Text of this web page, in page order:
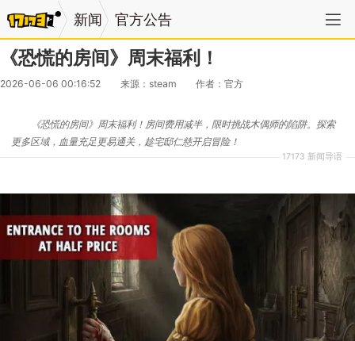
新闻 官方公告
《恐慌的房间》周末福利！
2026-06-06 00:16:52 来源：steam 作者：官方
17173 新闻导语
《恐慌的房间》周末福利！房间费用减半，限时挑战木偶师的陷阱。探索
更多区域，血量充足更易通关，趁宅邸仁慈开启冒险！